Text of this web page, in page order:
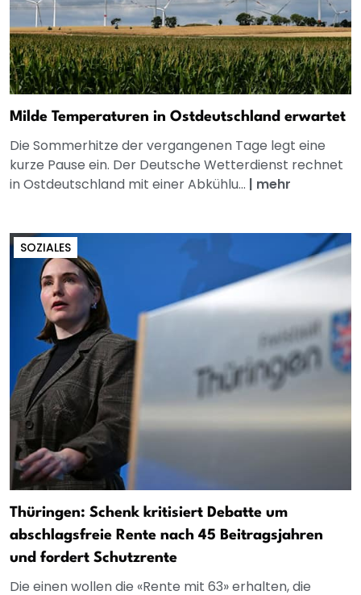
Milde Temperaturen in Ostdeutschland erwartet
Die Sommerhitze der vergangenen Tage legt eine
kurze Pause ein. Der Deutsche Wetterdienst rechnet
in Ostdeutschland mit einer Abkühlu... | mehr
SOZIALES
Thüringen: Schenk kritisiert Debatte um
abschlagsfreie Rente nach 45 Beitragsjahren
und fordert Schutzrente
Die einen wollen die «Rente mit 63» erhalten, die